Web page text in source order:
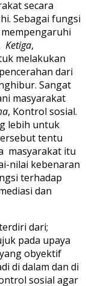
secara
Sebagai fungsi
Ketiga,
melakukan
dari
Sangat
masyarakat
, Kontrol sosial.
lebih untuk
tentu
masyarakat itu
nilai kebenaran
terhadap
dan
dari;
pada upaya
obyektif
di dalam dan di
sosial agar